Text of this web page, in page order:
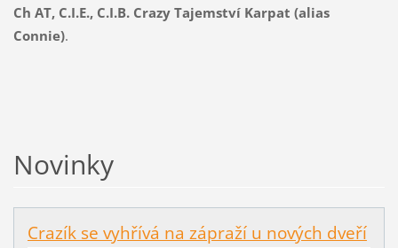
Ch AT, C.I.E., C.I.B. Crazy Tajemství Karpat (alias
Connie).
Novinky
Crazík se vyhřívá na zápraží u nových dveří